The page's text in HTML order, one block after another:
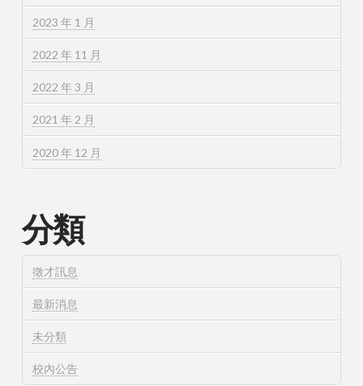
2023 年 1 月
2022 年 11 月
2022 年 3 月
2021 年 2 月
2020 年 12 月
分類
徵才訊息
最新消息
未分類
校內公告